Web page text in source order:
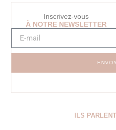
Inscrivez-vous
À NOTRE NEWSLETTER
ILS